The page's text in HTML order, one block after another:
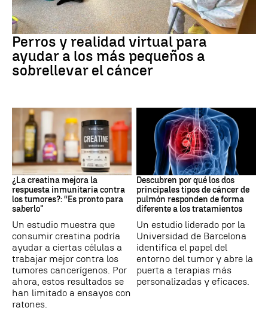
Galicia
Perros y realidad virtual para
ayudar a los más pequeños a
sobrellevar el cáncer
Suplementos deportivos
¿La creatina mejora la
respuesta inmunitaria contra
los tumores?: “Es pronto para
saberlo"
Un estudio muestra que
consumir creatina podría
ayudar a ciertas células a
trabajar mejor contra los
tumores cancerígenos. Por
ahora, estos resultados se
han limitado a ensayos con
ratones.
Cáncer de pulmón
Descubren por qué los dos
principales tipos de cáncer de
pulmón responden de forma
diferente a los tratamientos
Un estudio liderado por la
Universidad de Barcelona
identifica el papel del
entorno del tumor y abre la
puerta a terapias más
personalizadas y eficaces.